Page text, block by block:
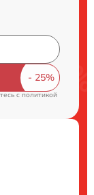
cполитикой